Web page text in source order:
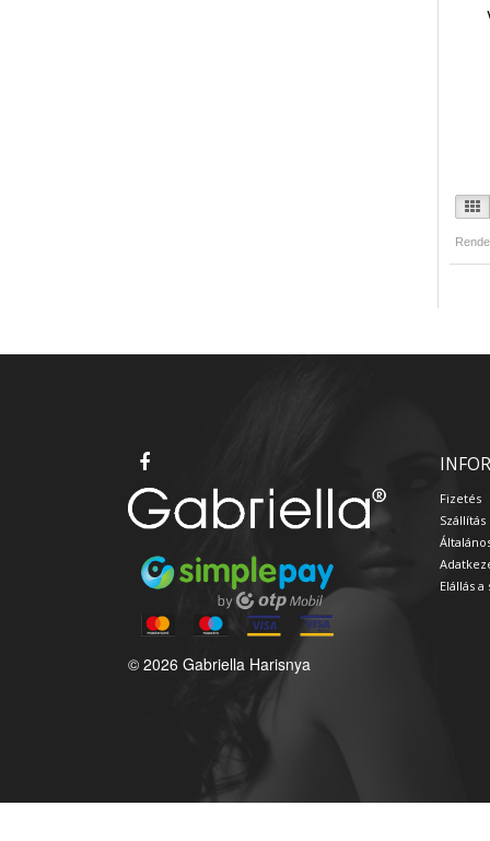
Fizetés
Elállás
© 2026 Gabriella Harisnya